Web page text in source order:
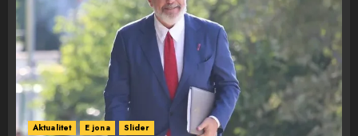
Aktualitet E jona Slider